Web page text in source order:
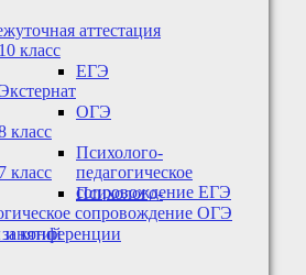
аттестация
10 класс
Экстернат
класс
7 класс
ЕГЭ
ОГЭ
Психолого-
педагогическое
сопровождение ЕГЭ
Психолого-
сопровождение ОГЭ
конференции